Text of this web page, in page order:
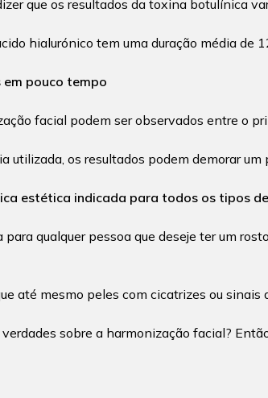
que os resultados da toxina botulínica
hialurónico tem uma duração média de
pouco tempo
facial podem ser observados entre o
utilizada, os resultados podem demorar
estética indicada para todos os tipos
qualquer pessoa que deseje ter um
até mesmo peles com cicatrizes ou
sobre a harmonização facial?